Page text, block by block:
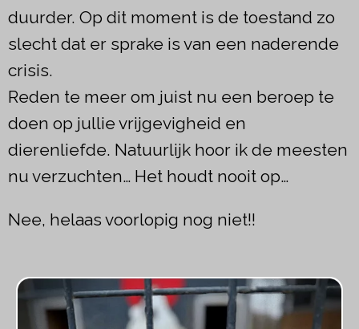
duurder. Op dit moment is de toestand zo
slecht dat er sprake is van een naderende
crisis.
Reden te meer om juist nu een beroep te
doen op jullie vrijgevigheid en
dierenliefde. Natuurlijk hoor ik de meesten
nu verzuchten… Het houdt nooit op…
Nee, helaas voorlopig nog niet!!